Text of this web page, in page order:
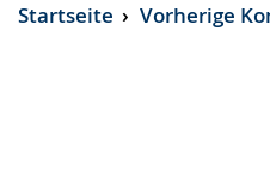
Startseite Vorherige